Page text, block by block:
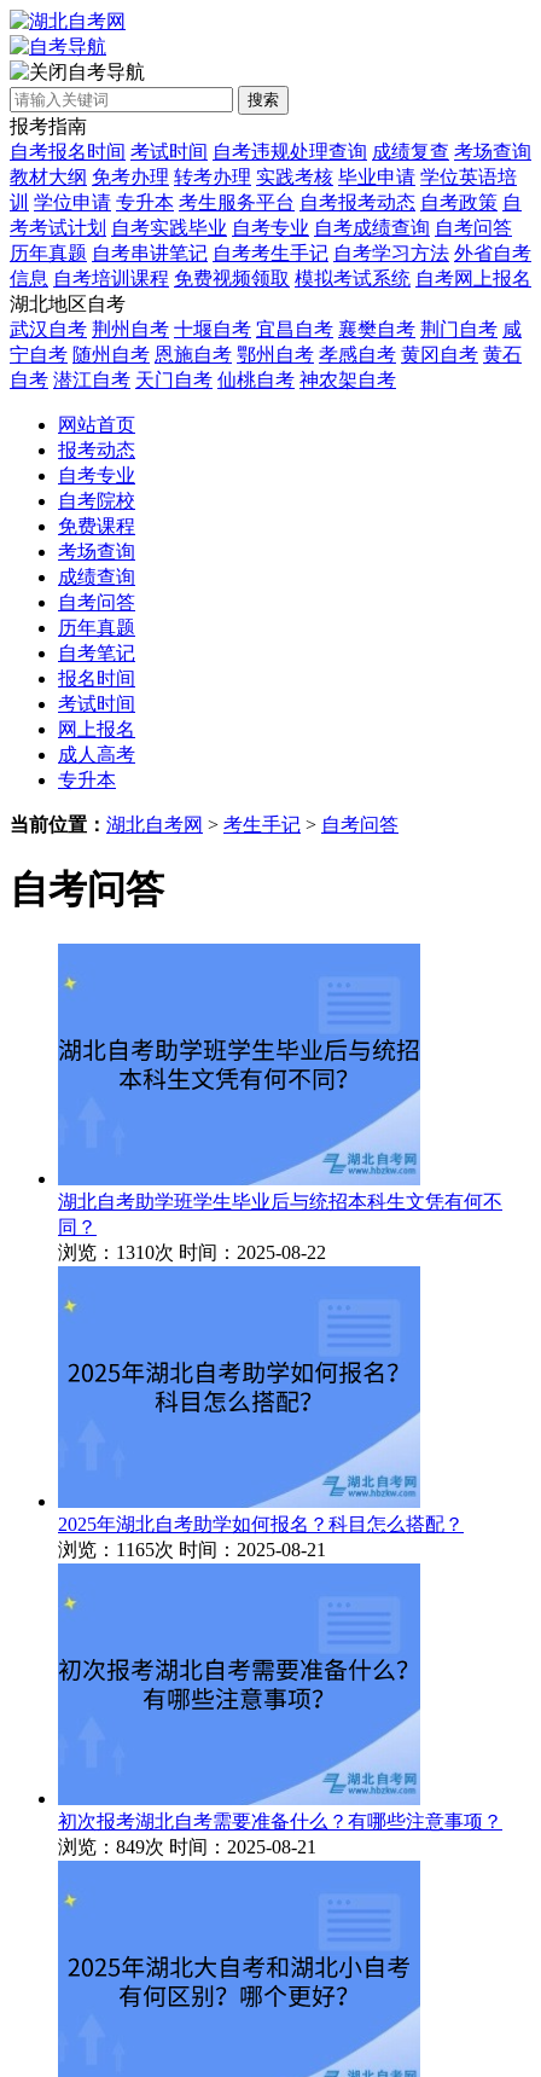
自考导航
搜索
报考指南
自考报名时间 考试时间 自考违规处理查询 成绩复查 考场查询
教材大纲 免考办理 转考办理 实践考核 毕业申请 学位英语培
训 学位申请 专升本 考生服务平台 自考报考动态 自考政策 自
考考试计划 自考实践毕业 自考专业 自考成绩查询 自考问答
历年真题 自考串讲笔记 自考考生手记 自考学习方法 外省自考
信息 自考培训课程 免费视频领取 模拟考试系统 自考网上报名
湖北地区自考
武汉自考 荆州自考 十堰自考 宜昌自考 襄樊自考 荆门自考 咸
宁自考 随州自考 恩施自考 鄂州自考 孝感自考 黄冈自考 黄石
自考 潜江自考 天门自考 仙桃自考 神农架自考
网站首页
报考动态
自考专业
自考院校
免费课程
考场查询
成绩查询
自考问答
历年真题
自考笔记
报名时间
考试时间
网上报名
成人高考
专升本
当前位置： 湖北自考网 > 考生手记 > 自考问答
自考问答
湖北自考助学班学生毕业后与统招本科生文凭有何不
同？
浏览：1310次 时间：2025-08-22
2025年湖北自考助学如何报名？科目怎么搭配？
浏览：1165次 时间：2025-08-21
初次报考湖北自考需要准备什么？有哪些注意事项？
浏览：849次 时间：2025-08-21